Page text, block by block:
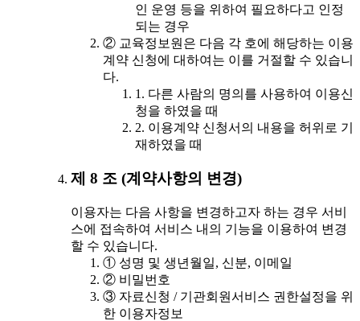
인 운영 등을 위하여 필요하다고 인정
되는 경우
② 교육정보원은 다음 각 호에 해당하는 이용
계약 신청에 대하여는 이를 거절할 수 있습니
다.
1. 다른 사람의 명의를 사용하여 이용신
청을 하였을 때
2. 이용계약 신청서의 내용을 허위로 기
재하였을 때
제 8 조 (계약사항의 변경)
이용자는 다음 사항을 변경하고자 하는 경우 서비
스에 접속하여 서비스 내의 기능을 이용하여 변경
할 수 있습니다.
① 성명 및 생년월일, 신분, 이메일
② 비밀번호
③ 자료신청 / 기관회원서비스 권한설정을 위
한 이용자정보